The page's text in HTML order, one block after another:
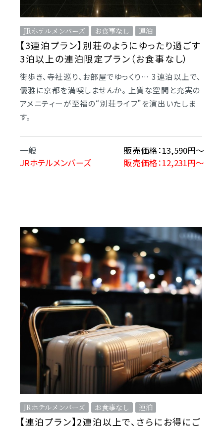
【3連泊プラン】別荘のようにゆったり過ごす
3泊以上の連泊限定プラン（お食事なし）
JRホテルメンバーズ お食事なし 連泊
街歩き、寺社巡り、お部屋でゆっくり… 3連泊以上で、
優雅に京都を満喫しませんか。 上質な空間と充実の
アメニティーが至福の“別荘ライフ”を演出いたしま
す。
一般
販売価格：13,590円～
JRホテルメンバーズ
販売価格：12,231円～
【連泊プラン】2連泊以上で、さらにお得にご
JRホテルメンバーズ お食事なし 連泊